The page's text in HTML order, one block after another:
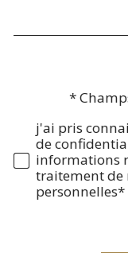
*
j'ai pris
de
informations
traitement de
personnelles*